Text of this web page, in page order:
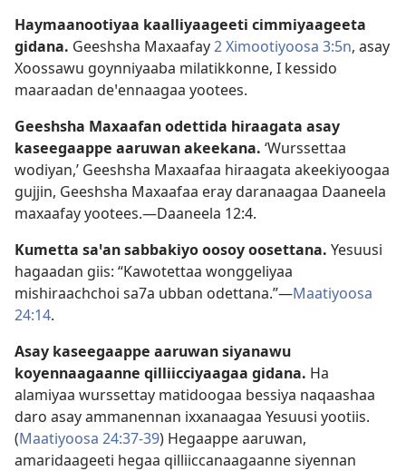
Haymaanootiyaa kaalliyaageeti cimmiyaageeta
gidana. Geeshsha Maxaafay2 Ximootiyoosa 3:5n, asay
Xoossawu goynniyaaba milatikkonne, I kessido
maaraadan deꞌennaagaa yootees.
Geeshsha Maxaafan odettida hiraagata asay
kaseegaappe aaruwan akeekana. ‘Wurssettaa
wodiyan,’ Geeshsha Maxaafaa hiraagata akeekiyoogaa
gujjin, Geeshsha Maxaafaa eray daranaagaa Daaneela
maxaafay yootees.—Daaneela 12:4.
Kumetta saꞌan sabbakiyo oosoy oosettana. Yesuusi
hagaadan giis: “Kawotettaa wonggeliyaa
mishiraachchoi sa7a ubban odettana.”—Maatiyoosa
24:14.
Asay kaseegaappe aaruwan siyanawu
koyennaagaanne qilliicciyaagaa gidana. Ha
alamiyaa wurssettay matidoogaa bessiya naqaashaa
daro asay ammanennan ixxanaagaa Yesuusi yootiis.
(Maatiyoosa 24:37-39) Hegaappe aaruwan,
amaridaageeti hegaa qilliiccanaagaanne siyennan